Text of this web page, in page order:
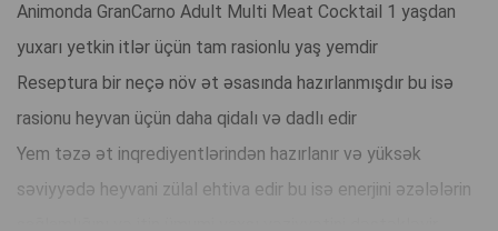
Animonda GranCarno Adult Multi Meat Cocktail 1 yaşdan
yuxarı yetkin itlər üçün tam rasionlu yaş yemdir
Reseptura bir neçə növ ət əsasında hazırlanmışdır bu isə
rasionu heyvan üçün daha qidalı və dadlı edir
Yem təzə ət inqrediyentlərindən hazırlanır və yüksək
səviyyədə heyvani zülal ehtiva edir bu isə enerjini əzələlərin